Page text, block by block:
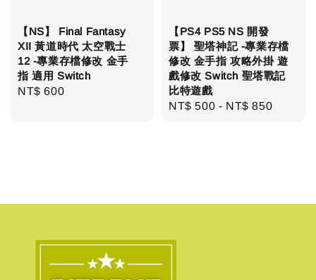
【NS】 Final Fantasy
XII 黃道時代 太空戰士
12 -專業存檔修改 金手
指 適用 Switch
Regular
NT$ 600
【PS4 PS5 NS 開發
票】 聖塔神記 -專業存檔
修改 金手指 攻略外掛 遊
戲修改 Switch 聖塔戰記
比特遊戲
Regular
NT$ 500 - NT$ 850